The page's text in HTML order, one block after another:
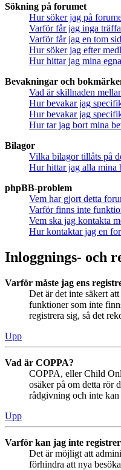
Sökning på forumet
Hur söker jag på
Varför får jag inga
Varför får jag en tom
Hur söker jag efter
Hur hittar jag mina
Bevakningar och
Vad är skillnaden
Hur bevakar jag
Hur bevakar jag
Hur tar jag bort mina
Bilagor
Vilka bilagor tillåts på
Hur hittar jag alla mina
phpBB-problem
Vem har gjort detta
Varför finns inte
Vem ska jag kontakta
Hur kontaktar jag en
Inloggnings- och
Varför måste jag ens
Det är det inte säkert
funktioner som inte
registrera sig, så det
Upp
Vad är COPPA?
COPPA, eller Child
osäker på om detta rör
rådgivning och inte kan
Upp
Varför kan jag inte
Det är möjligt att
förhindra att nya